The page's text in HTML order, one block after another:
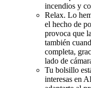
incendios y
Relax. Lo
el hecho de
provoca que
también
completa,
lado de
Tu bolsillo
interesas en